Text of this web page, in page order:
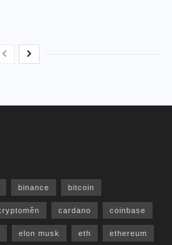
binance bitcoin
cardano coinbase
elon musk eth ethereum